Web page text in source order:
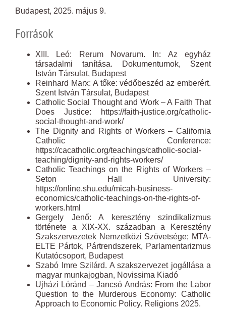
Budapest, 2025. május 9.
Források
XIII. Leó: Rerum Novarum. In: Az egyház
társadalmi tanítása. Dokumentumok, Szent
István Társulat, Budapest
Reinhard Marx: A tőke: védőbeszéd az emberért.
Szent István Társulat, Budapest
Catholic Social Thought and Work – A Faith That
Does Justice: https://faith-justice.org/catholic-
social-thought-and-work/
The Dignity and Rights of Workers – California
Catholic Conference:
https://cacatholic.org/teachings/catholic-social-
teaching/dignity-and-rights-workers/
Catholic Teachings on the Rights of Workers –
Seton Hall University:
https://online.shu.edu/micah-business-
economics/catholic-teachings-on-the-rights-of-
workers.html
Gergely Jenő: A keresztény szindikalizmus
története a XIX-XX. században a Keresztény
Szakszervezetek Nemzetközi Szövetsége; MTA-
ELTE Pártok, Pártrendszerek, Parlamentarizmus
Kutatócsoport, Budapest
Szabó Imre Szilárd. A szakszervezet jogállása a
magyar munkajogban, Novissima Kiadó
Ujházi Lóránd – Jancsó András: From the Labor
Question to the Murderous Economy: Catholic
Approach to Economic Policy. Religions 2025.